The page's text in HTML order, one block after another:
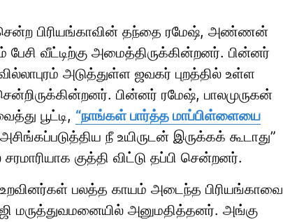
பிரியங்காவின் தந்தை ரமேஷ், அண்ணன்
வீட்டிற்கு அமைத்திருக்கின்றனர். பின்னர்
அடுத்துள்ள ஜவகர் புறத்தில் உள்ள
பின்னர் ரமேஷ், பாலமுருகன்
பூட்டி, “நாங்கள் பார்த்த மாப்பிள்ளையை
நீ உயிருடன் இருக்கக் கூடாது”
குத்தி விட்டு தப்பி சென்றனர்.
பலத்த காயம் அடைந்த பிரியங்காவை
மருத்துவமனையில் அனுமதித்தனர். அங்கு